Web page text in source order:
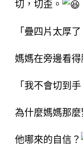
切，切歪。
「疊四片太厚
媽媽在旁邊看
「我不會切到
為什麼媽媽那麼
他哪來的自信？